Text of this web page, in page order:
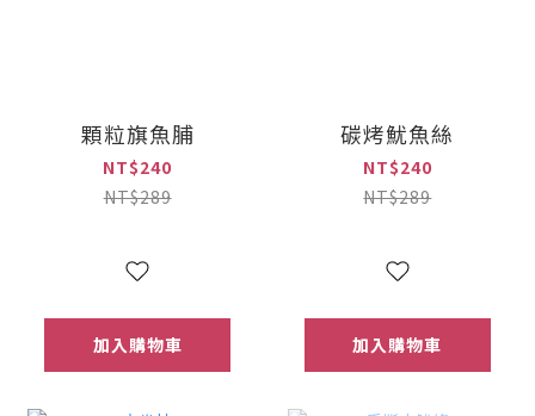
顆粒旗魚脯
NT$240
NT$289
加入購物車
碳烤魷魚絲
NT$240
NT$289
加入購物車